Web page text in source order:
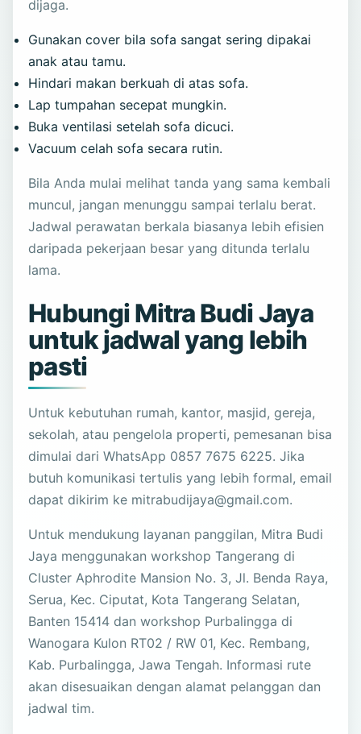
dijaga.
Gunakan cover bila sofa sangat sering dipakai
anak atau tamu.
Hindari makan berkuah di atas sofa.
Lap tumpahan secepat mungkin.
Buka ventilasi setelah sofa dicuci.
Vacuum celah sofa secara rutin.
Bila Anda mulai melihat tanda yang sama kembali
muncul, jangan menunggu sampai terlalu berat.
Jadwal perawatan berkala biasanya lebih efisien
daripada pekerjaan besar yang ditunda terlalu
lama.
Hubungi Mitra Budi Jaya
untuk jadwal yang lebih
pasti
Untuk kebutuhan rumah, kantor, masjid, gereja,
sekolah, atau pengelola properti, pemesanan bisa
dimulai dari WhatsApp 0857 7675 6225. Jika
butuh komunikasi tertulis yang lebih formal, email
dapat dikirim ke mitrabudijaya@gmail.com.
Untuk mendukung layanan panggilan, Mitra Budi
Jaya menggunakan workshop Tangerang di
Cluster Aphrodite Mansion No. 3, Jl. Benda Raya,
Serua, Kec. Ciputat, Kota Tangerang Selatan,
Banten 15414 dan workshop Purbalingga di
Wanogara Kulon RT02 / RW 01, Kec. Rembang,
Kab. Purbalingga, Jawa Tengah. Informasi rute
akan disesuaikan dengan alamat pelanggan dan
jadwal tim.